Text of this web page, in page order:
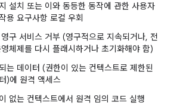
설치 또는 이와 동등한 동작에 관한 사용자
용 요구사항 로컬 우회
구 서비스 거부 (영구적으로 지속되거나, 전
체제를 다시 플래시하거나 초기화해야 함)
는 데이터 (권한이 있는 컨텍스트로 제한된
)에 원격 액세스
없는 컨텍스트에서 원격 임의 코드 실행